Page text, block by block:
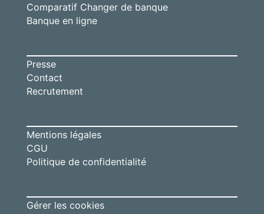
Comparatif Changer de banque
Banque en ligne
Presse
Contact
Recrutement
Mentions légales
CGU
Politique de confidentialité
Gérer les cookies